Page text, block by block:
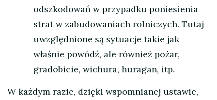
odszkodowań w przypadku poniesienia
strat w zabudowaniach rolniczych. Tutaj
uwzględnione są sytuacje takie jak
właśnie powódź, ale również pożar,
gradobicie, wichura, huragan, itp.
W każdym razie, dzięki wspomnianej ustawie,